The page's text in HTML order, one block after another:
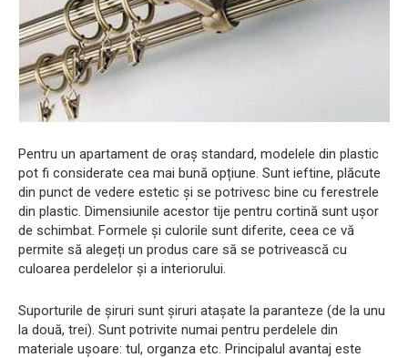
Pentru un apartament de oraș standard, modelele din plastic
pot fi considerate cea mai bună opțiune. Sunt ieftine, plăcute
din punct de vedere estetic și se potrivesc bine cu ferestrele
din plastic. Dimensiunile acestor tije pentru cortină sunt ușor
de schimbat. Formele și culorile sunt diferite, ceea ce vă
permite să alegeți un produs care să se potrivească cu
culoarea perdelelor și a interiorului.
Suporturile de șiruri sunt șiruri atașate la paranteze (de la unu
la două, trei). Sunt potrivite numai pentru perdelele din
materiale ușoare: tul, organza etc. Principalul avantaj este